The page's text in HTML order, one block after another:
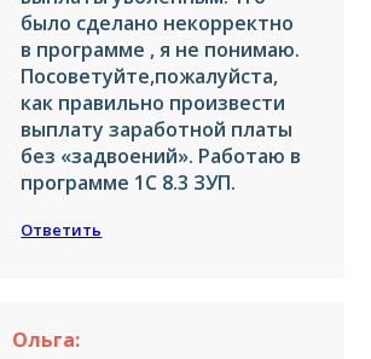
было сделано некорректно
в программе , я не понимаю.
Посоветуйте,пожалуйста,
как правильно произвести
выплату заработной платы
без «задвоений». Работаю в
программе 1С 8.3 ЗУП.
Ответить
Ольга: